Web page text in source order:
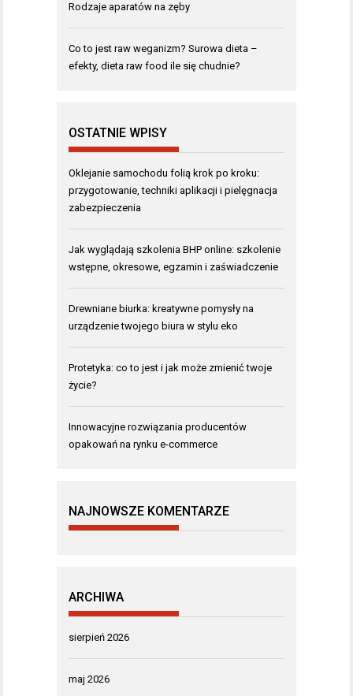
Rodzaje aparatów na zęby
Co to jest raw weganizm? Surowa dieta –
efekty, dieta raw food ile się chudnie?
OSTATNIE WPISY
Oklejanie samochodu folią krok po kroku:
przygotowanie, techniki aplikacji i pielęgnacja
zabezpieczenia
Jak wyglądają szkolenia BHP online: szkolenie
wstępne, okresowe, egzamin i zaświadczenie
Drewniane biurka: kreatywne pomysły na
urządzenie twojego biura w stylu eko
Protetyka: co to jest i jak może zmienić twoje
życie?
Innowacyjne rozwiązania producentów
opakowań na rynku e-commerce
NAJNOWSZE KOMENTARZE
ARCHIWA
sierpień 2026
maj 2026